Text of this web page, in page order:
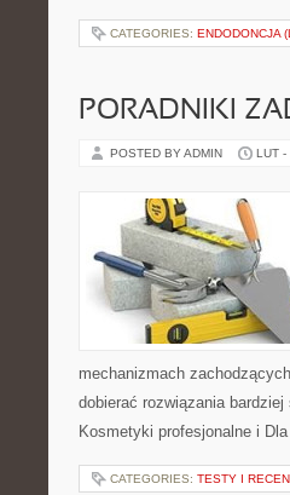
CATEGORIES: ENDODONCJA
PORADNIKI
POSTED BY ADMIN LUT -
mechanizmach
dobierać rozwiązania
Kosmetyki profesjonalne i
CATEGORIES: TESTY I